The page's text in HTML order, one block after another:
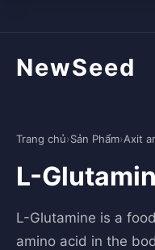
NewSeed
Trang chủ›Sản Phẩm›Axit
L-
L-Glutamine is a
amino acid in the